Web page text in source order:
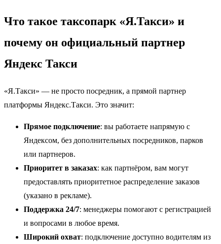
Что такое таксопарк «Я.Такси» и
почему он официальный партнер
Яндекс Такси
«Я.Такси» — не просто посредник, а прямой партнер
платформы Яндекс.Такси. Это значит:
Прямое подключение: вы работаете напрямую с
Яндексом, без дополнительных посредников, парков
или партнеров.
Приоритет в заказах: как партнёром, вам могут
предоставлять приоритетное распределение заказов
(указано в рекламе).
Поддержка 24/7: менеджеры помогают с регистрацией
и вопросами в любое время.
Широкий охват: подключение доступно водителям из